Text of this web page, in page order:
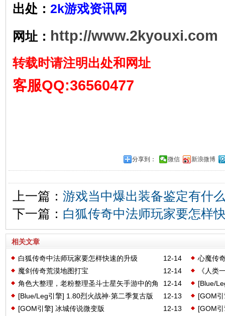
出处： 2k游戏资讯网
网址： http://www.2kyouxi.com
转载时请注明出处和网址
客服QQ:36560477
分享到： 微信 新浪微博
上一篇： 游戏当中爆出装备鉴定有什
下一篇： 白狐传奇中法师玩家要怎样
相关文章
12-14
白狐传奇中法师玩家要怎样快速的升级
心魔传
12-14
魔剑传奇荒漠地图打宝
《人类
熟悉的
12-14
角色大整理，老粉整理圣斗士星矢手游中的角
色出处
[Blue/
12-13
[Blue/Leg引擎] 1.80烈火战神·第二季复古版
[GOM
12-13
[GOM引擎] 冰城传说微变版 [GOM